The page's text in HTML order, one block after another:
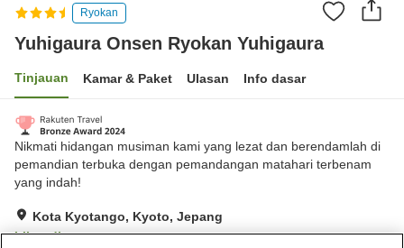
Ryokan
Yuhigaura Onsen Ryokan Yuhigaura
Tinjauan Kamar & Paket Ulasan Info dasar
Nikmati hidangan musiman kami yang lezat dan berendamlah di
pemandian terbuka dengan pemandangan matahari terbenam
yang indah!
Kota Kyotango, Kyoto, Jepang
Lihat di peta